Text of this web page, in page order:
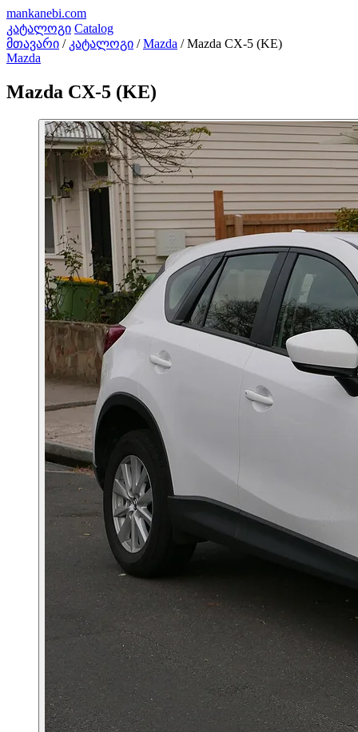
mankanebi.com
კატალოგი Catalog
მთავარი / კატალოგი / Mazda / Mazda CX-5 (KE)
Mazda
Mazda CX-5 (KE)